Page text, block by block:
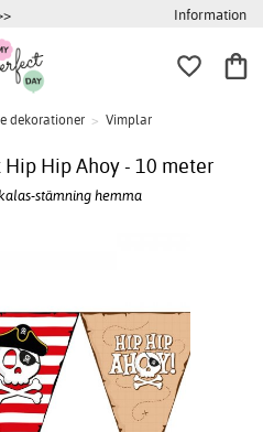
Information
dekorationer > Vimplar
Hip Ahoy - 10 meter
stämning hemma